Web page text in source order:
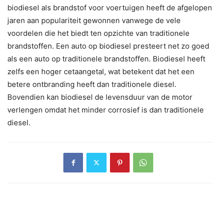
biodiesel als brandstof voor voertuigen heeft de afgelopen
jaren aan populariteit gewonnen vanwege de vele
voordelen die het biedt ten opzichte van traditionele
brandstoffen. Een auto op biodiesel presteert net zo goed
als een auto op traditionele brandstoffen. Biodiesel heeft
zelfs een hoger cetaangetal, wat betekent dat het een
betere ontbranding heeft dan traditionele diesel.
Bovendien kan biodiesel de levensduur van de motor
verlengen omdat het minder corrosief is dan traditionele
diesel.